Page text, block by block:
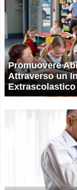
Promuovere
Attraverso un
Extrascolastico